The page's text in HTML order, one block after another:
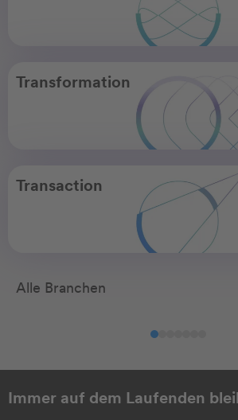
Transformation
Transaction
Alle Branchen
Immer auf dem Laufenden